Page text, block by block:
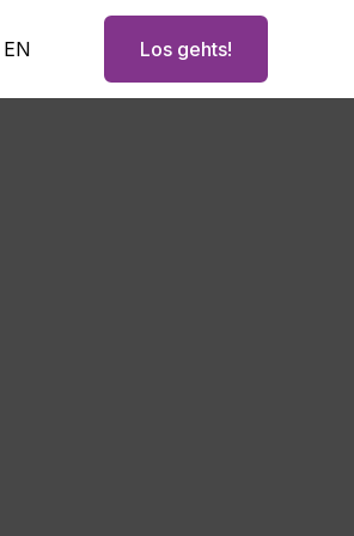
EN Los gehts!